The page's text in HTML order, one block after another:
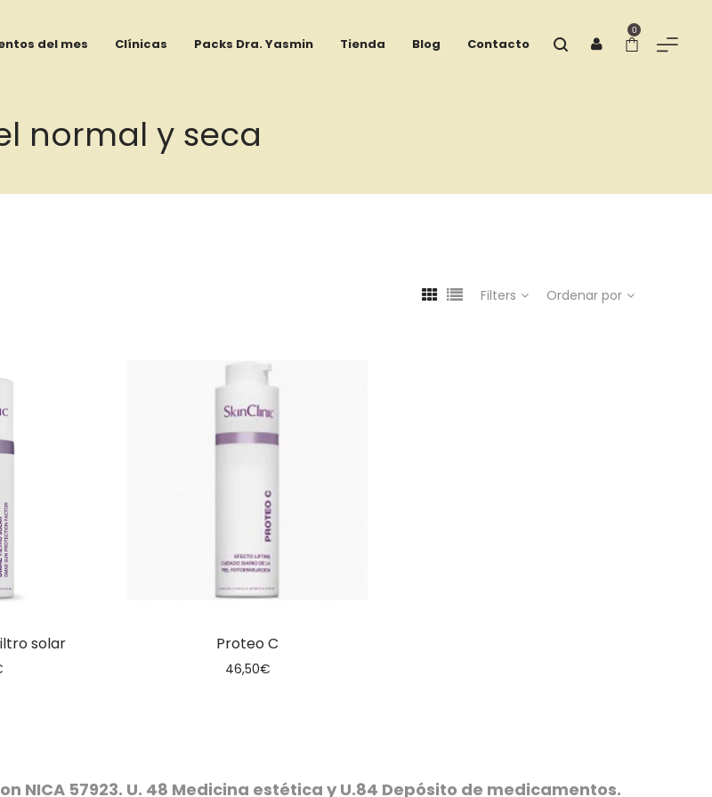
del mes Clínicas Packs Dra. Yasmin Tienda Blog Contacto
0
normal y seca
Filters Ordenar por
solar Proteo C
46,50€
NICA 57923. U. 48 Medicina estética y U.84 Depósito de medicamentos.